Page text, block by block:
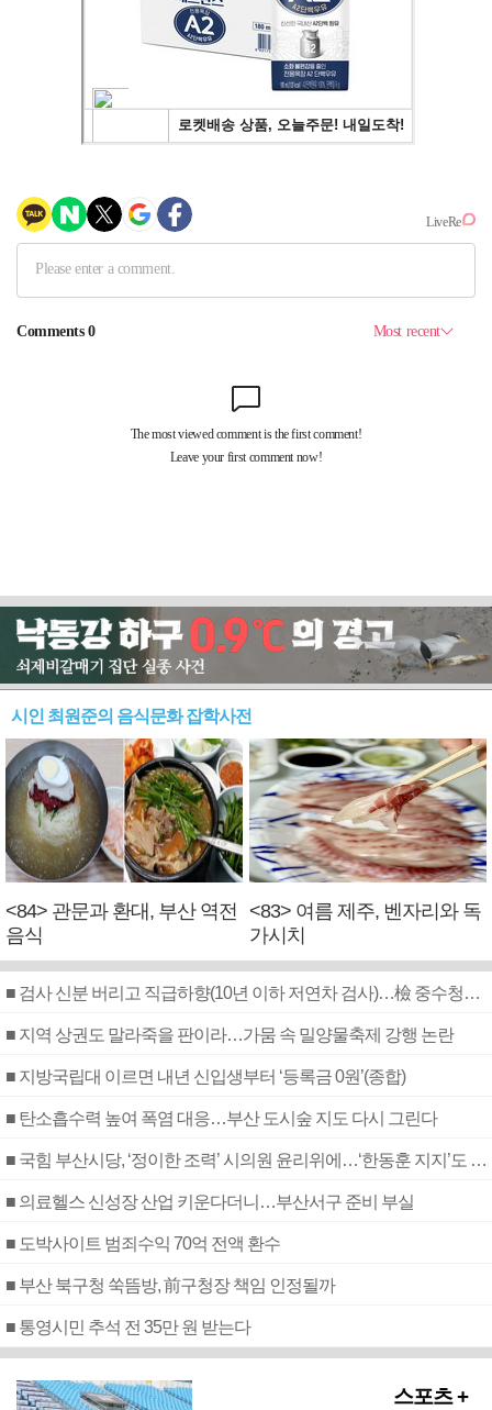
시인 최원준의 음식문화 잡학사전
<84> 관문과 환대, 부산 역전
음식
<83> 여름 제주, 벤자리와 독
가시치
■ 검사 신분 버리고 직급하향(10년 이하 저연차 검사)…檢 중수청행 기피
■ 지역 상권도 말라죽을 판이라…가뭄 속 밀양물축제 강행 논란
■ 지방국립대 이르면 내년 신입생부터 ‘등록금 0원’(종합)
■ 탄소흡수력 높여 폭염 대응…부산 도시숲 지도 다시 그린다
■ 국힘 부산시당, ‘정이한 조력’ 시의원 윤리위에…‘한동훈 지지’도 신고접수
■ 의료헬스 신성장 산업 키운다더니…부산서구 준비 부실
■ 도박사이트 범죄수익 70억 전액 환수
■ 부산 북구청 쑥뜸방, 前구청장 책임 인정될까
■ 통영시민 추석 전 35만 원 받는다
스포츠 +